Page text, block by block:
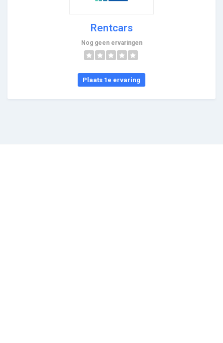
Rentcars
Nog geen ervaringen
Plaats 1e ervaring